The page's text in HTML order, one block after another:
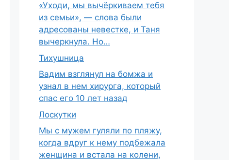
«Уходи, мы вычёркиваем тебя
из семьи», — слова были
адресованы невестке, и Таня
вычеркнула. Но…
Тихушница
Вадим взглянул на бомжа и
узнал в нем хирурга, который
спас его 10 лет назад
Лоскутки
Мы с мужем гуляли по пляжу,
когда вдруг к нему подбежала
женщина и встала на колени,